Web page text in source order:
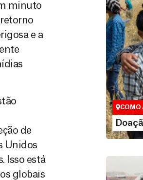
minuto
e a
de
Unidos
Isso está
globais
Você
maneiras,
valor que
COMO